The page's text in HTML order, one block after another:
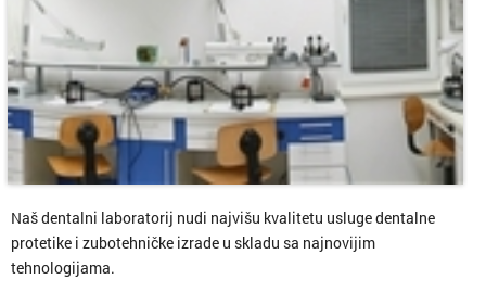
Naš dentalni laboratorij nudi najvišu kvalitetu usluge dentalne
protetike i zubotehničke izrade u skladu sa najnovijim
tehnologijama.